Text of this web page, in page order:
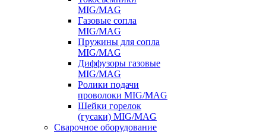
MIG/MAG
Газовые сопла
MIG/MAG
Пружины для сопла
MIG/MAG
Диффузоры газовые
MIG/MAG
Ролики подачи
проволоки MIG/MAG
Шейки горелок
(гусаки) MIG/MAG
Сварочное оборудование